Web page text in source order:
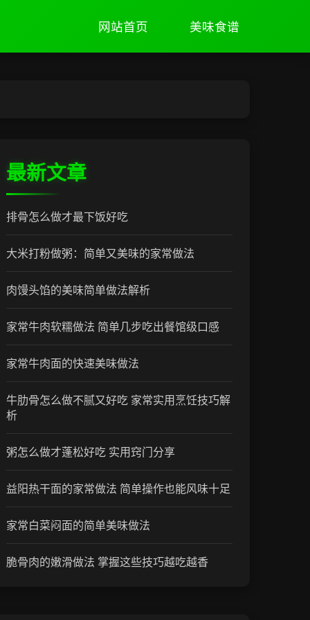
网站首页 美味食谱
最新文章
排骨怎么做才最下饭好吃
大米打粉做粥：简单又美味的家常做法
肉馒头馅的美味简单做法解析
家常牛肉软糯做法 简单几步吃出餐馆级口感
家常牛肉面的快速美味做法
牛肋骨怎么做不腻又好吃 家常实用烹饪技巧解
析
粥怎么做才蓬松好吃 实用窍门分享
益阳热干面的家常做法 简单操作也能风味十足
家常白菜闷面的简单美味做法
脆骨肉的嫩滑做法 掌握这些技巧越吃越香